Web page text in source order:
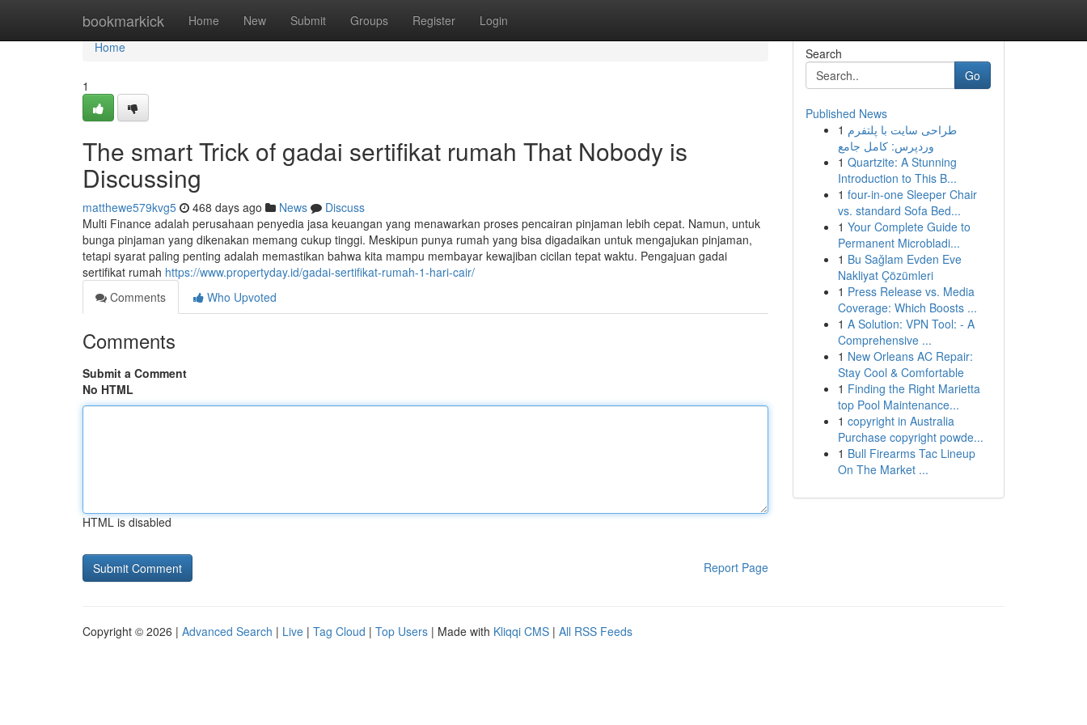
bookmarkick Home New Submit Groups Register Login
Home
Home
1
The smart Trick of gadai sertifikat rumah That Nobody is
Discussing
matthewe579kvg5 468 days ago News
Discuss
Multi Finance adalah perusahaan penyedia jasa keuangan yang menawarkan proses pencairan pinjaman lebih cepat. Namun, untuk
bunga pinjaman yang dikenakan memang cukup tinggi. Meskipun punya rumah yang bisa digadaikan untuk mengajukan pinjaman,
tetapi syarat paling penting adalah memastikan bahwa kita mampu membayar kewajiban cicilan tepat waktu. Pengajuan gadai
sertifikat rumah https://www.propertyday.id/gadai-sertifikat-rumah-1-hari-cair/
Comments
Who Upvoted
Comments
Submit a Comment
No HTML
HTML is disabled
Report Page
Search
Go
Published News
1 طراحی سایت با پلتفرم
وردپرس: کامل جامع
1 Quartzite: A Stunning
Introduction to This B...
1 four-in-one Sleeper Chair
vs. standard Sofa Bed...
1 Your Complete Guide to
Permanent Microbladi...
1 Bu Sağlam Evden Eve
Nakliyat Çözümleri
1 Press Release vs. Media
Coverage: Which Boosts ...
1 A Solution: VPN Tool: - A
Comprehensive ...
1 New Orleans AC Repair:
Stay Cool & Comfortable
1 Finding the Right Marietta
top Pool Maintenance...
1 copyright in Australia
Purchase copyright powde...
1 Bull Firearms Tac Lineup
On The Market ...
Copyright © 2026 | Advanced Search | Live | Tag Cloud | Top Users | Made with Kliqqi CMS | All RSS Feeds